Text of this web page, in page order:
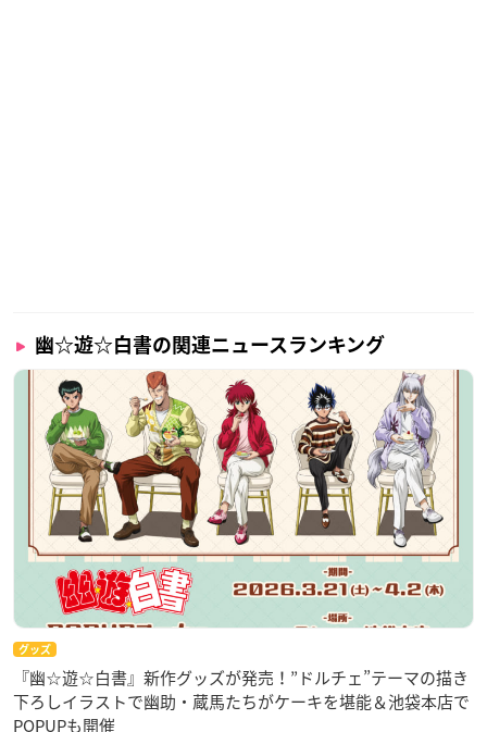
幽☆遊☆白書の関連ニュースランキング
グッズ
『幽☆遊☆白書』新作グッズが発売！”ドルチェ”テーマの描き
下ろしイラストで幽助・蔵馬たちがケーキを堪能＆池袋本店で
POPUPも開催